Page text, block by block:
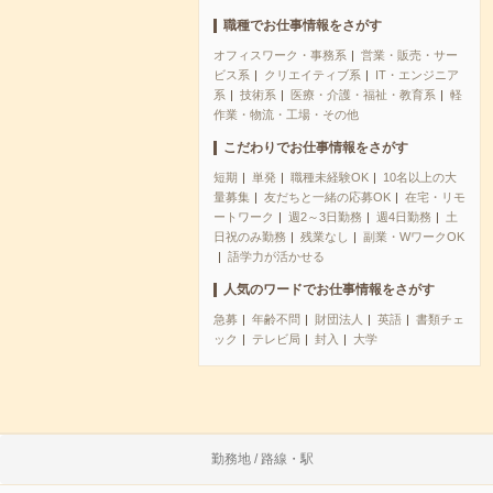
職種でお仕事情報をさがす
オフィスワーク・事務系
営業・販売・サー
ビス系
クリエイティブ系
IT・エンジニア
系
技術系 医療・介護・福祉・教育系
軽
作業・物流・工場・その他
こだわりでお仕事情報をさがす
短期 単発 職種未経験OK
10名以上の大
量募集
友だちと一緒の応募OK
在宅・リモ
ートワーク
週2～3日勤務 週4日勤務
土
日祝のみ勤務
残業なし
副業・WワークOK
語学力が活かせる
人気のワードでお仕事情報をさがす
急募 年齢不問 財団法人 英語
書類チェ
ック
テレビ局 封入 大学
勤務地 / 路線・駅